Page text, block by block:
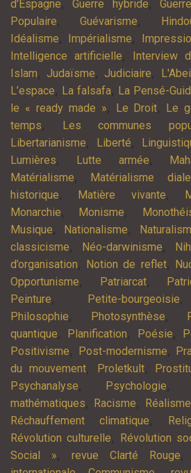
d'Espagne,Guerre hybride,
Populaire,Guévarisme,
Idéalisme, Impérialisme,
Intelligence artificielle, Interview
Islam, Judaïsme, Judiciaire,
L’espace, La falsafa, La Pensé-
le « ready made », Le Droit, Le
temps, Les communes
Libertarianisme, Liberté,
Lumières, Lutte armée,
Matérialisme, Matérialisme
historique, Matière vivante,
Monarchie, Monisme,
Musique, Nationalisme,
classicisme, Néo-darwinisme,
d’organisation, Notion de reflet,
Opportunisme, Patriarcat,
Peinture, Petite-bourgeoisie
Philosophie, Photosynthèse,
quantique, Planification, Poésie,
Positivisme, Post-modernisme,
du mouvement, Proletkult,
Psychanalyse, Psychologie,
mathématiques, Racisme, Réalisme
Réchauffement climatique,
Révolution culturelle, Révolution
Social », revue Clarté Rouge,